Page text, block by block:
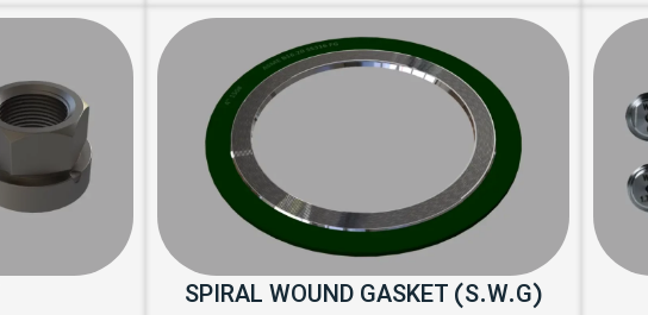
SPIRAL WOUND GASKET (S.W.G)